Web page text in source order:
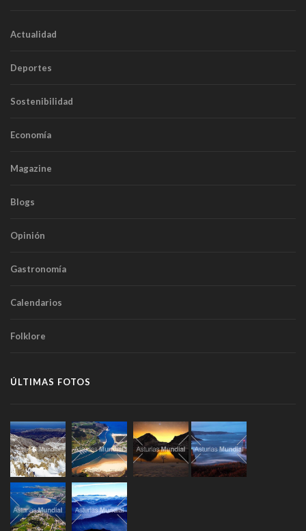
Actualidad
Deportes
Sostenibilidad
Economía
Magazine
Blogs
Opinión
Gastronomía
Calendarios
Folklore
ÚLTIMAS FOTOS